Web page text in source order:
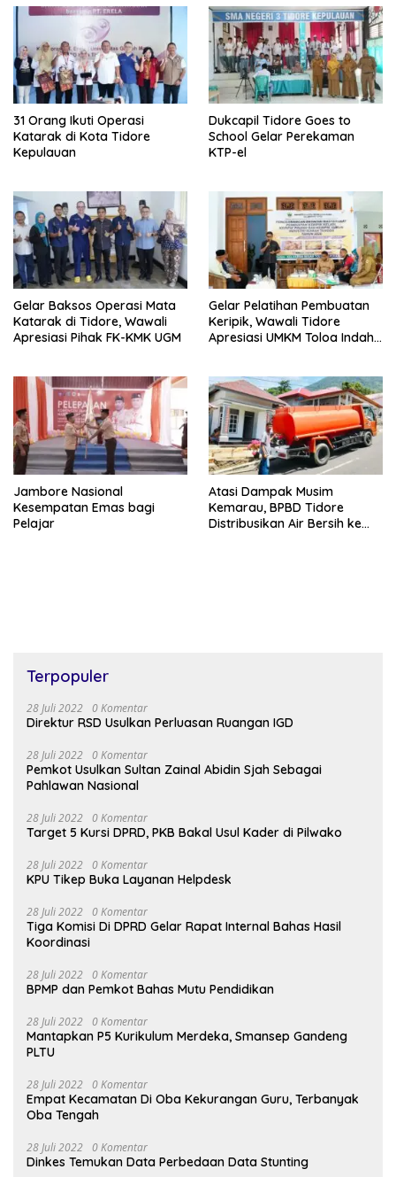
31 Orang Ikuti Operasi
Katarak di Kota Tidore
Kepulauan
Dukcapil Tidore Goes to
School Gelar Perekaman
KTP-el
Gelar Baksos Operasi Mata
Katarak di Tidore, Wawali
Apresiasi Pihak FK-KMK UGM
Gelar Pelatihan Pembuatan
Keripik, Wawali Tidore
Apresiasi UMKM Toloa Indah
Jambore Nasional
Kesempatan Emas bagi
Pelajar
Atasi Dampak Musim
Kemarau, BPBD Tidore
Distribusikan Air Bersih ke
Terpopuler
28 Juli 2022 0 Komentar
Direktur RSD Usulkan Perluasan Ruangan IGD
28 Juli 2022 0 Komentar
Pemkot Usulkan Sultan Zainal Abidin Sjah Sebagai
Pahlawan Nasional
28 Juli 2022 0 Komentar
Target 5 Kursi DPRD, PKB Bakal Usul Kader di Pilwako
28 Juli 2022 0 Komentar
KPU Tikep Buka Layanan Helpdesk
28 Juli 2022 0 Komentar
Tiga Komisi Di DPRD Gelar Rapat Internal Bahas Hasil
Koordinasi
28 Juli 2022 0 Komentar
BPMP dan Pemkot Bahas Mutu Pendidikan
28 Juli 2022 0 Komentar
Mantapkan P5 Kurikulum Merdeka, Smansep Gandeng
PLTU
28 Juli 2022 0 Komentar
Empat Kecamatan Di Oba Kekurangan Guru, Terbanyak
Oba Tengah
28 Juli 2022 0 Komentar
Dinkes Temukan Data Perbedaan Data Stunting